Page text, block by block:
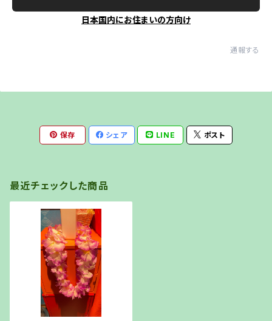
日本国内にお住まいの方向け
通報する
保存 シェア LINE ポスト
最近チェックした商品